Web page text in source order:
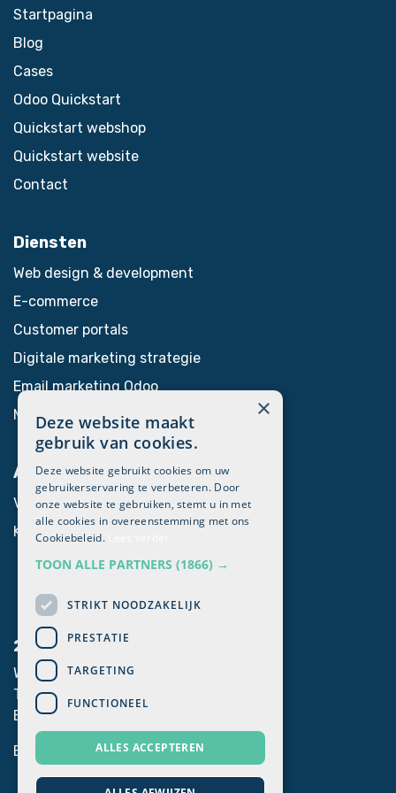
Startpagina
Blog
Cases
Odoo Quickstart
Quickstart webshop
Quickstart website
Contact
Diensten
Web design & development
E-commerce
Customer portals
Digitale marketing strategie
Email marketing Odoo
Marketing automation​
Algemeen
Voor Odoo partners
Klanten login
2mprove
Westlaan 470, 8800 Roeselare
T. +32 051 62 33 06
E. info@2mprove.be
BTW BE0792.345.389
×
Deze website maakt
gebruik van cookies.
Deze website gebruikt cookies om uw
gebruikerservaring te verbeteren. Door
onze website te gebruiken, stemt u in met
alle cookies in overeenstemming met ons
Cookiebeleid.
TOON ALLE PARTNERS (1866) →
STRIKT NOODZAKELIJK
PRESTATIE
TARGETING
FUNCTIONEEL
ALLES ACCEPTEREN